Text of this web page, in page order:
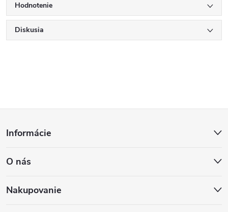
Hodnotenie
Diskusia
p
ä
Informácie
O nás
Nakupovanie